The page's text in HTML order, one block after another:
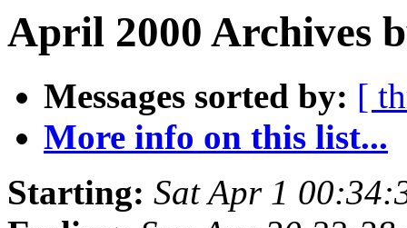
April 2000 Archives
Messages sorted by: [
More info on this list...
Starting: Sat Apr 1